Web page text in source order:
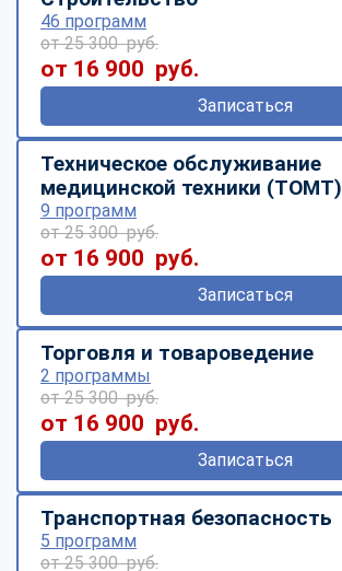
46 программ
от 25 300 руб.
от 16 900 руб.
Записаться
Техническое обслуживание
медицинской техники (ТОМТ)
9 программ
от 25 300 руб.
от 16 900 руб.
Записаться
Торговля и товароведение
2 программы
от 25 300 руб.
от 16 900 руб.
Записаться
Транспортная безопасность
5 программ
от 25 300 руб.